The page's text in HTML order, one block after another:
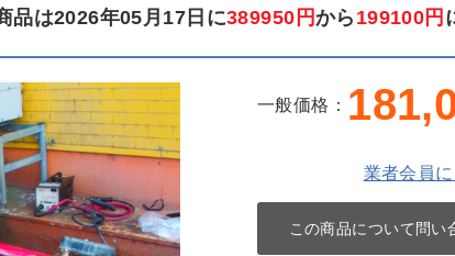
品は2026年05月17日に389950円から 199100円
一般価格：
業者会員
この商品について問い